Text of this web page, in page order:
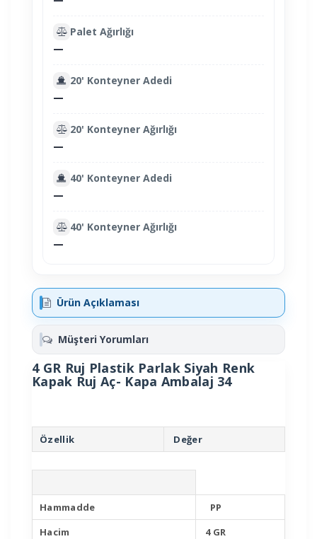
Palet Ağırlığı
—
20' Konteyner Adedi
—
20' Konteyner Ağırlığı
—
40' Konteyner Adedi
—
40' Konteyner Ağırlığı
—
Ürün Açıklaması
Müşteri Yorumları
4 GR Ruj Plastik Parlak Siyah Renk
Kapak Ruj Aç- Kapa Ambalaj 34
Özellik Değer
Hammadde
PP
Hacim
4 GR